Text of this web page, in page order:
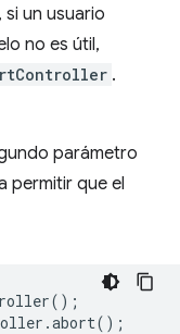
un usuario
no es útil,
.
parámetro
permitir que el
();
.abort();